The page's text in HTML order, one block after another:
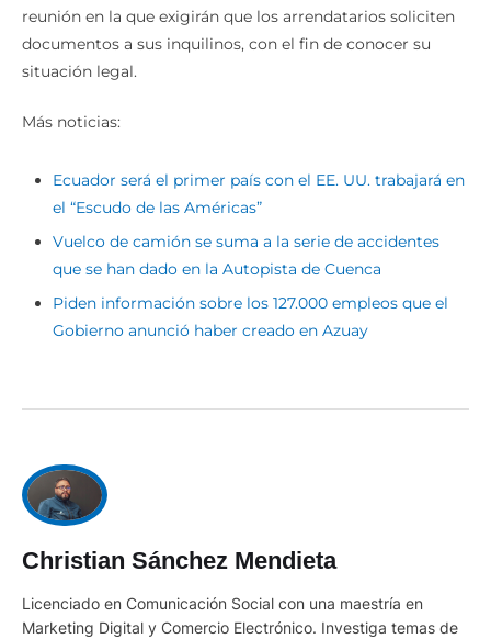
reunión en la que exigirán que los arrendatarios soliciten
documentos a sus inquilinos, con el fin de conocer su
situación legal.
Más noticias:
Ecuador será el primer país con el EE. UU. trabajará en
el “Escudo de las Américas”
Vuelco de camión se suma a la serie de accidentes
que se han dado en la Autopista de Cuenca
Piden información sobre los 127.000 empleos que el
Gobierno anunció haber creado en Azuay
Christian Sánchez Mendieta
Licenciado en Comunicación Social con una maestría en
Marketing Digital y Comercio Electrónico. Investiga temas de